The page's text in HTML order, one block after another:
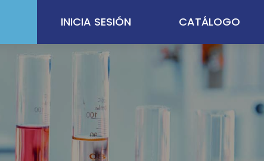
INICIA SESIÓN CATÁLOGO